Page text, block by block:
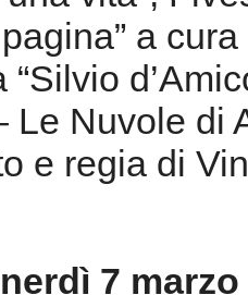
7 marzo
Angelo
operaia,